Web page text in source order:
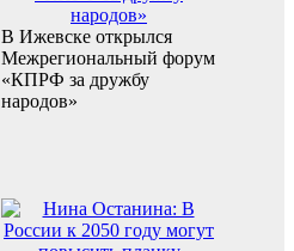
В Ижевске открылся
Межрегиональный форум
«КПРФ за дружбу
народов»